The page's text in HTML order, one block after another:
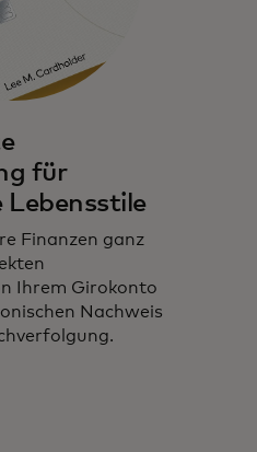
für
Lebensstile
Finanzen ganz
Ihrem Girokonto
Nachweis